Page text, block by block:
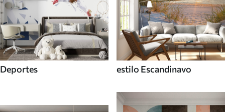
Deportes estilo Escandinavo